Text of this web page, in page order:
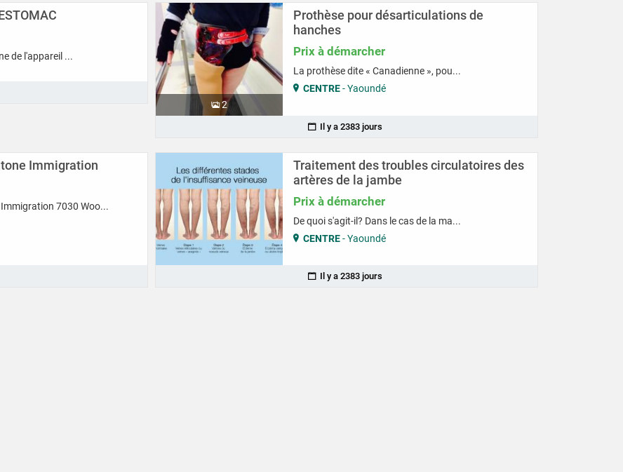
de l'appareil ...
2
Prothèse pour désarticulations de
hanches
Prix à démarcher
La prothèse dite « Canadienne », pou...
CENTRE- Yaoundé
Il y a 2383 jours
Immigration
7030 Woo...
Traitement des troubles circulatoires des
artères de la jambe
Prix à démarcher
De quoi s'agit-il? Dans le cas de la ma...
CENTRE- Yaoundé
Il y a 2383 jours